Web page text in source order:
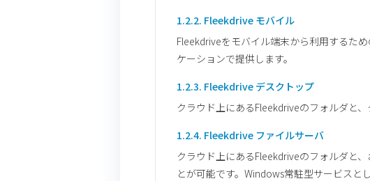
1.2.2. Fleekdrive モバイル
Fleekdriveをモバイル端末から利用するた
ケーションで提供します。
1.2.3. Fleekdrive デスクトップ
クラウド上にあるFleekdriveのフォルダと
1.2.4. Fleekdrive ファイルサーバ
クラウド上にあるFleekdriveのフォルダと
とが可能です。Windows常駐型サービスと